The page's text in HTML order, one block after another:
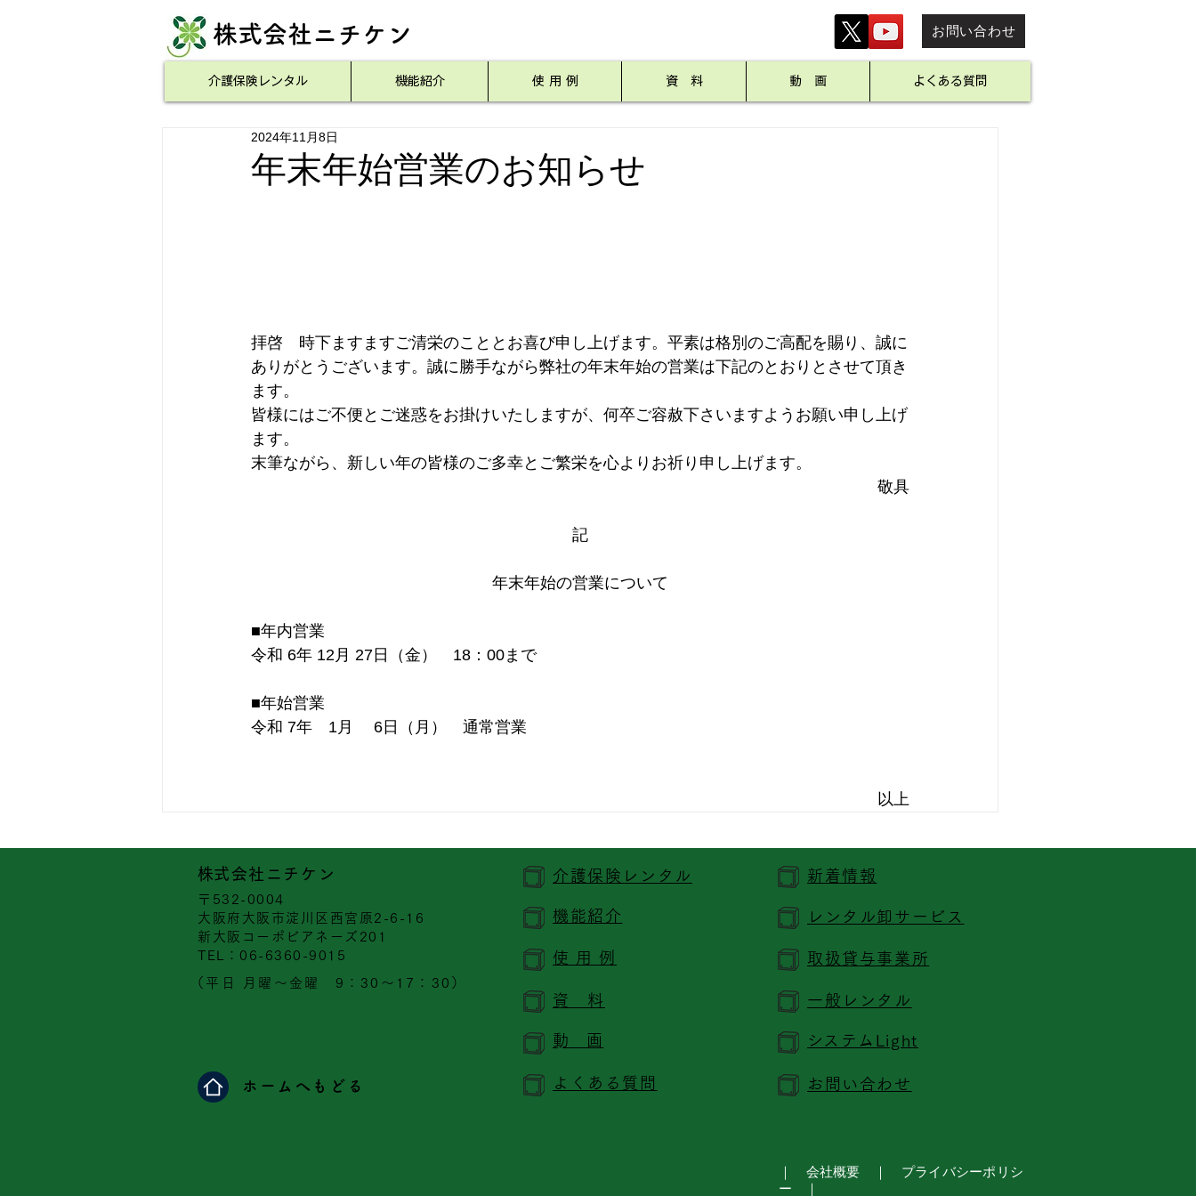
​株式会社ニチケン お問い合わせ
介護保険レンタル 機能紹介 使 用 例 資 料 動 画 よくある質問
年末年始営業のお知らせ
2024年11月8日
拝啓　時下ますますご清栄のこととお喜び申し上げます。平素は格別のご高配を賜り、誠に
ありがとうございます。誠に勝手ながら弊社の年末年始の営業は下記のとおりとさせて頂き
ます。
皆様にはご不便とご迷惑をお掛けいたしますが、何卒ご容赦下さいますようお願い申し上げ
ます。
末筆ながら、新しい年の皆様のご多幸とご繁栄を心よりお祈り申し上げます。
敬具
記
年末年始の営業について
■年内営業
令和 6年 12月 27日（金）　18：00まで
■年始営業
令和 7年　1月　 6日（月）　通常営業
以上
​株式会社ニチケン
〒532-0004
大阪府大阪市淀川区西宮原2-6-16
新大阪コーポビアネーズ201
​TEL：06-6360-9015
（平日 月曜～金曜 9：30～17：30）
ホームへもどる
介護保険レンタル
機能紹介
使 用 例
資 料
​動 画
よくある質問
新着情報
レンタル卸サービス
取扱貸与事業所
一般レンタル
​システムLight
お問い合わせ
｜ 会社概要 ｜
プライバシーポリシ
ー